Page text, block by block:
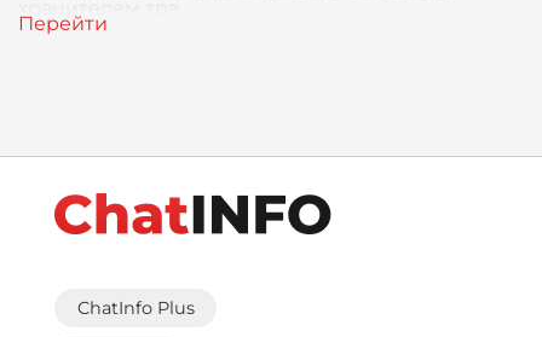
ChatInfo Plus